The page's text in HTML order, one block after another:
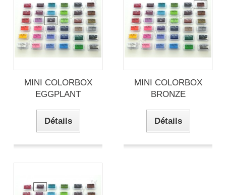
MINI COLORBOX
EGGPLANT
Détails
MINI COLORBOX
BRONZE
Détails